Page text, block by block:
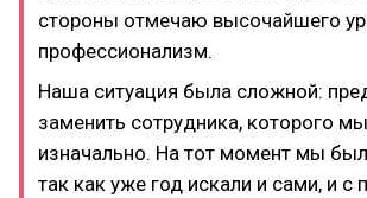
стороны отмечаю высочайшего
профессионализм.
Наша ситуация была сложной:
заменить сотрудника, которого
изначально. На тот момент мы
так как уже год искали и сами, и